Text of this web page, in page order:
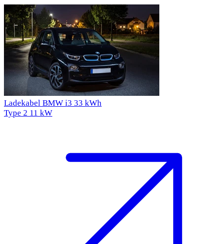
Ladekabel BMW i3 33 kWh
Type 2 11 kW